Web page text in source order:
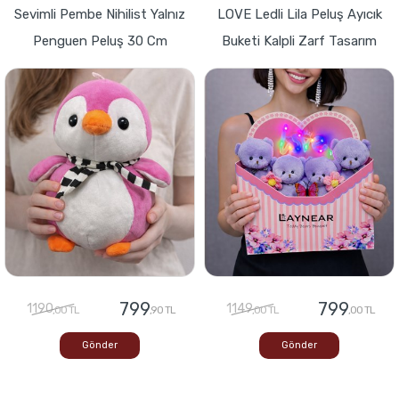
Sevimli Pembe Nihilist Yalnız
Penguen Peluş 30 Cm
1190,00 TL 799,90 TL
Gönder
LOVE Ledli Lila Peluş Ayıcık
Buketi Kalpli Zarf Tasarım
1149,00 TL 799,00 TL
Gönder